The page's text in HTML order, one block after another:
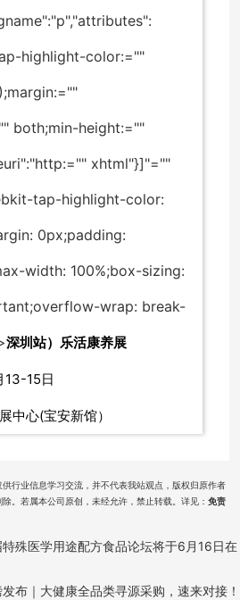
highlight-color:=""
both;min-height:=""
xhtml"}]"=""
tap-highlight-color:
0px;padding:
width: 100%;box-sizing:
wrap: break-
深圳站）乐活康养展
15日
中心(宝安新馆）
行业信息学习交流，并不代表我站观点，版权归原作者
。若属本公司原创，未经允许，禁止转载。详见： 免责
特殊医学用途配方食品论坛将于6月16日在
布｜大健康全品类寻源采购，速来对接！